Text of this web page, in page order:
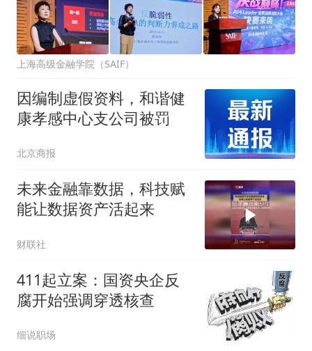
上海高级金融学院（SAIF）
因编制虚假资料，和谐健
康孝感中心支公司被罚
北京商报
未来金融靠数据，科技赋
能让数据资产活起来
财联社
411起立案：国资央企反
腐开始强调穿透核查
细说职场